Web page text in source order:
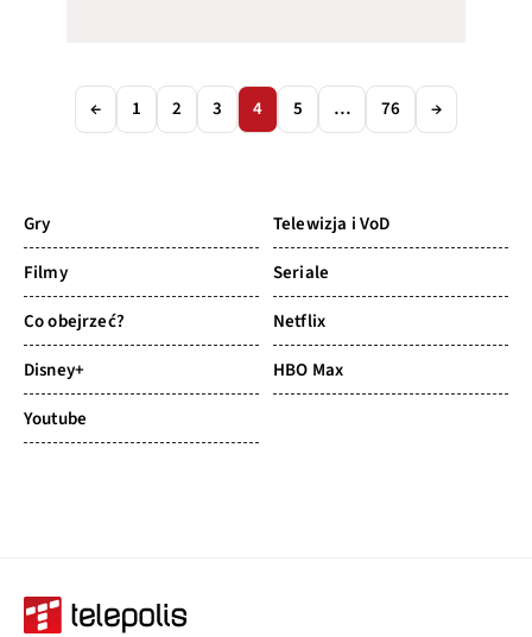
← 1 2 3 4 5 … 76 →
Gry
Telewizja i VoD
Filmy
Seriale
Co obejrzeć?
Netflix
Disney+
HBO Max
Youtube